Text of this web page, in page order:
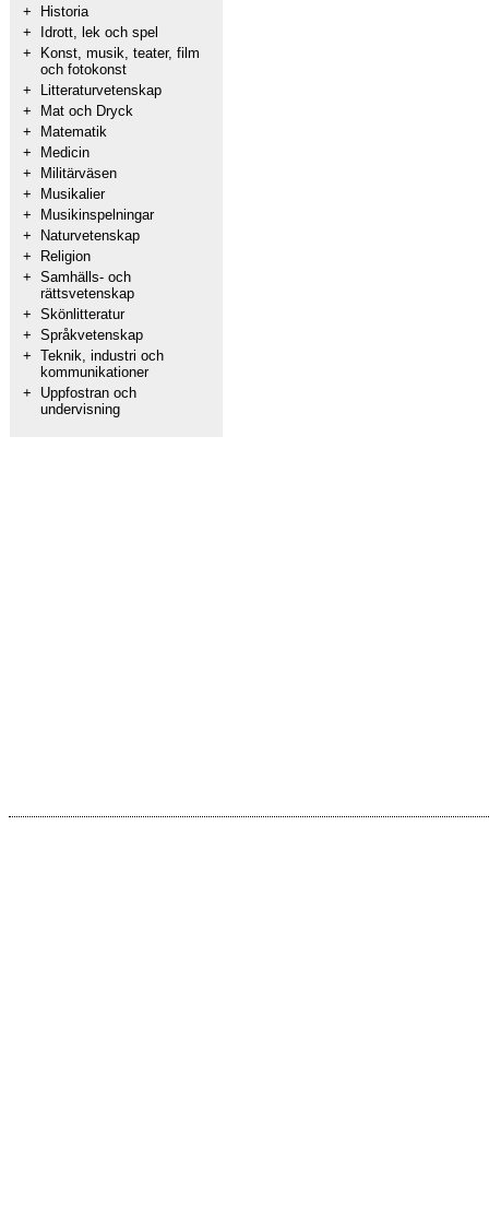
+
Historia
+
Idrott, lek och spel
+
Konst, musik, teater, film
och fotokonst
+
Litteraturvetenskap
+
Mat och Dryck
+
Matematik
+
Medicin
+
Militärväsen
+
Musikalier
+
Musikinspelningar
+
Naturvetenskap
+
Religion
+ Samhälls- och
rättsvetenskap
+ Skönlitteratur
+ Språkvetenskap
+ Teknik, industri och
kommunikationer
+
Uppfostran och
undervisning